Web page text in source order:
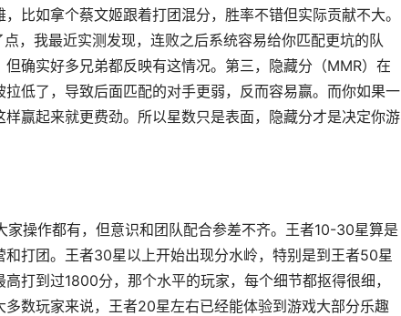
比如拿个蔡文姬跟着打团混分，胜率不错但实际贡献不大。
，我最近实测发现，连败之后系统容易给你匹配更坑的队
确实好多兄弟都反映有这情况。第三，隐藏分（MMR）在
低了，导致后面匹配的对手更弱，反而容易赢。而你如果一
赢起来就更费劲。所以星数只是表面，隐藏分才是决定你游
操作都有，但意识和团队配合参差不齐。王者10-30星算是
打团。王者30星以上开始出现分水岭，特别是到王者50星
打到过1800分，那个水平的玩家，每个细节都抠得很细，
数玩家来说，王者20星左右已经能体验到游戏大部分乐趣